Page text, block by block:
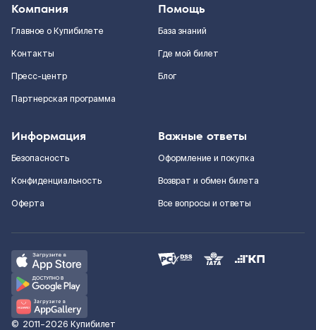
Компания
Главное о Купибилете
Контакты
Пресс-центр
Партнерская программа
Помощь
База знаний
Где мой билет
Блог
Информация
Безопасность
Конфиденциальность
Оферта
Важные ответы
Оформление и покупка
Возврат и обмен билета
Все вопросы и ответы
© 2011–2026 Купибилет